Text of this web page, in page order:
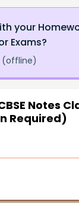
your
Exams?
(offline)
Notes
Required)